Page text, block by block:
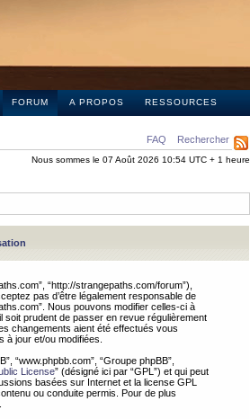
FORUM A PROPOS RESSOURCES
FAQ Rechercher
Nous sommes le 07 Août 2026 10:54 UTC + 1 heure
“http://strangepaths.com/forum”),
pas d’être légalement responsable de
Nous pouvons modifier celles-ci à
soit prudent de passer en revue régulièrement
changements aient été effectués vous
à jour et/ou modifiées.
“www.phpbb.com”, “Groupe phpBB”,
License” (désigné ici par “GPL”) et qui peut
basées sur Internet et la license GPL
ou conduite permis. Pour de plus